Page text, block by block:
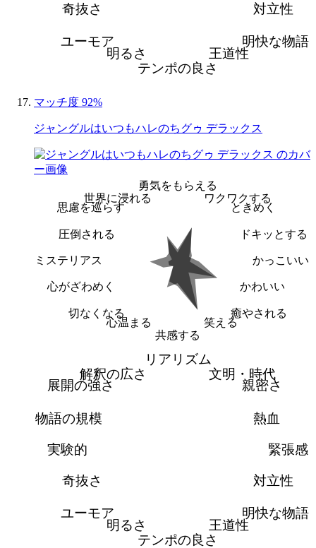
対立性
明快な物語
王道性
テンポの良さ
明るさ
ユーモア
奇抜さ
マッチ度 92%
ジャングルはいつもハレのちグゥ デラックス
勇気をもらえる
ワクワクする
ときめく
ドキッとする
かっこいい
かわいい
癒やされる
笑える
共感する
心温まる
切なくなる
心がざわめく
ミステリアス
圧倒される
思慮を巡らす
世界に浸れる
リアリズム
文明・時代
親密さ
熱血
緊張感
対立性
明快な物語
王道性
テンポの良さ
明るさ
ユーモア
奇抜さ
実験的
物語の規模
展開の強さ
解釈の広さ